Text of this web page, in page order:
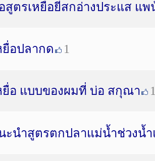
สูตรเหยื่อยี่สกอ่างประแส แ
ยื่อปลากด 1
ยื่อ แบบของผมที่ บ่อ สกุณา
ะนำสูตรตกปลาแม่น้ำช่วงน้